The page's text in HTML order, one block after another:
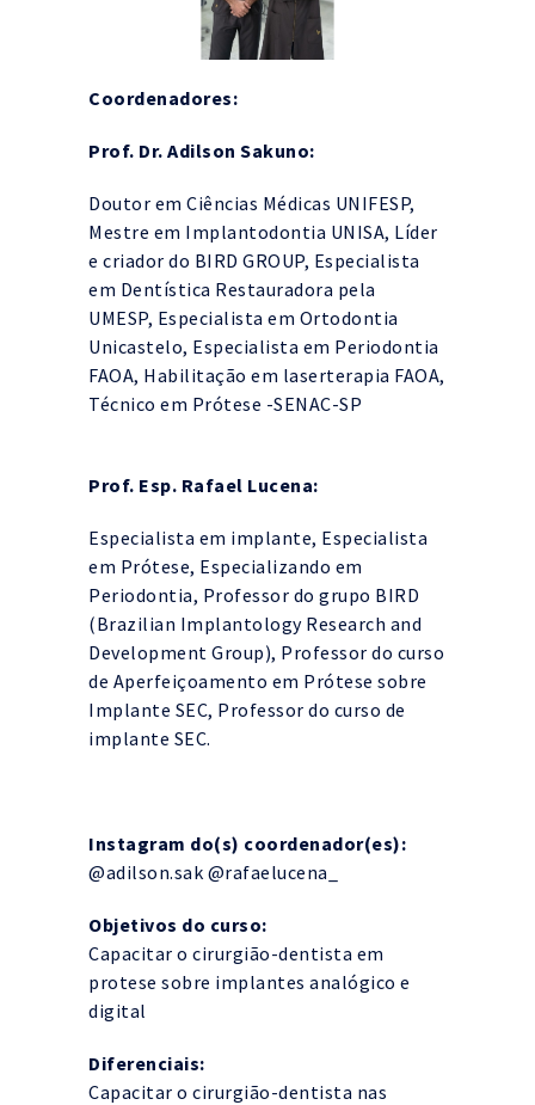
Coordenadores:
Prof. Dr. Adilson Sakuno:
Doutor em Ciências Médicas UNIFESP,
Mestre em Implantodontia UNISA, Líder
e criador do BIRD GROUP, Especialista
em Dentística Restauradora pela
UMESP, Especialista em Ortodontia
Unicastelo, Especialista em Periodontia
FAOA, Habilitação em laserterapia FAOA,
Técnico em Prótese -SENAC-SP
Prof. Esp. Rafael Lucena:
Especialista em implante, Especialista
em Prótese, Especializando em
Periodontia, Professor do grupo BIRD
(Brazilian Implantology Research and
Development Group), Professor do curso
de Aperfeiçoamento em Prótese sobre
Implante SEC, Professor do curso de
implante SEC.
Instagram do(s) coordenador(es):
@‌adilson.sak @rafaelucena_
Objetivos do curso:
Capacitar o cirurgião-dentista em
protese sobre implantes analógico e
digital
Diferenciais:
Capacitar o cirurgião-dentista nas